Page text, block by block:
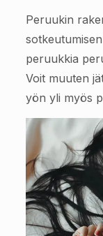
Peruukin
peruukkia
Voit muuten
yön yli myös